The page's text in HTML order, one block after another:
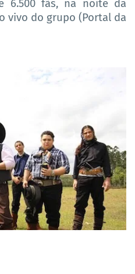
6.500 fãs, na noite da
vivo do grupo (Portal da